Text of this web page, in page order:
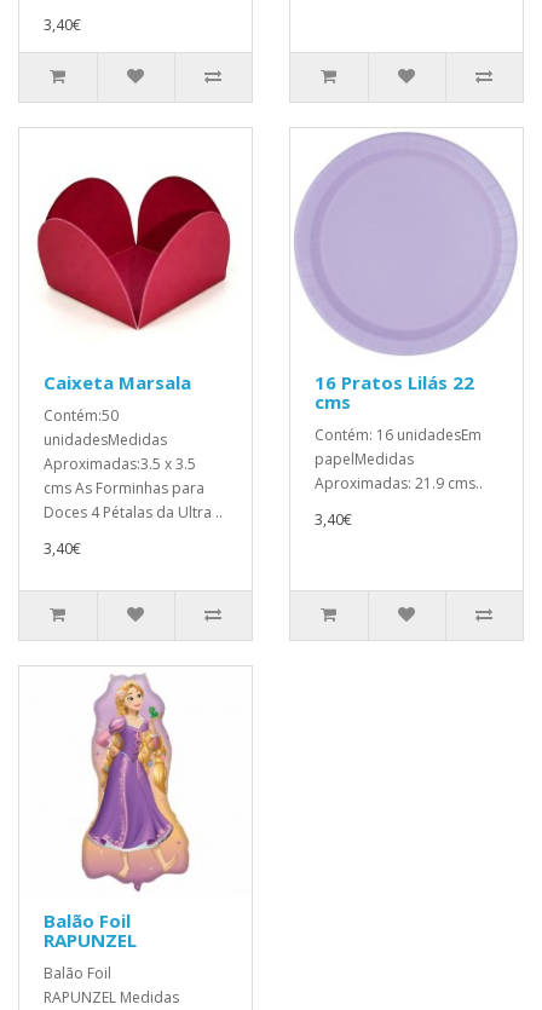
3,40€
Caixeta Marsala
Contém:50
unidadesMedidas
Aproximadas:3.5 x 3.5
cms As Forminhas para
Doces 4 Pétalas da Ultra ..
3,40€
16 Pratos Lilás 22
cms
Contém: 16 unidadesEm
papelMedidas
Aproximadas: 21.9 cms..
3,40€
Balão Foil
RAPUNZEL
Balão Foil
RAPUNZEL Medidas